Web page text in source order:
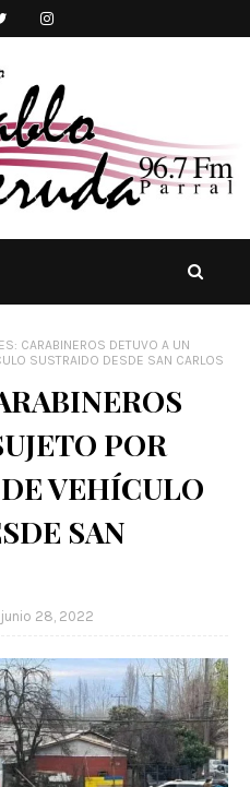
CARABINEROS DETUVO A UN
SUSTRAIDO DESDE SAN CARLOS
POR
VEHÍCULO
SAN
junio 28, 2022